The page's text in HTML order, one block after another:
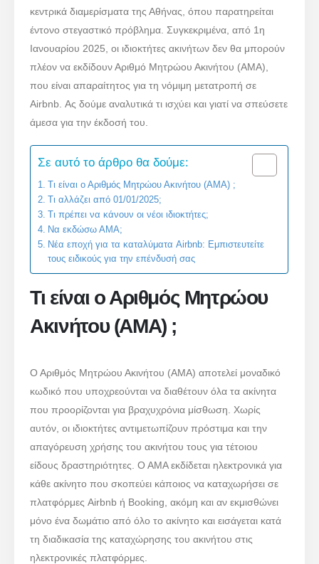
κεντρικά διαμερίσματα της Αθήνας, όπου παρατηρείται
έντονο στεγαστικό πρόβλημα. Συγκεκριμένα, από 1η
Ιανουαρίου 2025, οι ιδιοκτήτες ακινήτων δεν θα μπορούν
πλέον να εκδίδουν Αριθμό Μητρώου Ακινήτου (ΑΜΑ),
που είναι απαραίτητος για τη νόμιμη μετατροπή σε
Airbnb. Ας δούμε αναλυτικά τι ισχύει και γιατί να σπεύσετε
άμεσα για την έκδοσή του.
Σε αυτό το άρθρο θα δούμε:
Τι είναι ο Αριθμός Μητρώου Ακινήτου (ΑΜΑ) ;
Τι αλλάζει από 01/01/2025;
Τι πρέπει να κάνουν οι νέοι ιδιοκτήτες;
Να εκδώσω ΑΜΑ;
Νέα εποχή για τα καταλύματα Airbnb: Εμπιστευτείτε
τους ειδικούς για την επένδυσή σας
Τι είναι ο Αριθμός Μητρώου
Ακινήτου (ΑΜΑ) ;
Ο Αριθμός Μητρώου Ακινήτου (ΑΜΑ) αποτελεί μοναδικό
κωδικό που υποχρεούνται να διαθέτουν όλα τα ακίνητα
που προορίζονται για βραχυχρόνια μίσθωση. Χωρίς
αυτόν, οι ιδιοκτήτες αντιμετωπίζουν πρόστιμα και την
απαγόρευση χρήσης του ακινήτου τους για τέτοιου
είδους δραστηριότητες. O AMA εκδίδεται ηλεκτρονικά για
κάθε ακίνητο που σκοπεύει κάποιος να καταχωρήσει σε
πλατφόρμες Airbnb ή Booking, ακόμη και αν εκμισθώνει
μόνο ένα δωμάτιο από όλο το ακίνητο και εισάγεται κατά
τη διαδικασία της καταχώρησης του ακινήτου στις
ηλεκτρονικές πλατφόρμες.